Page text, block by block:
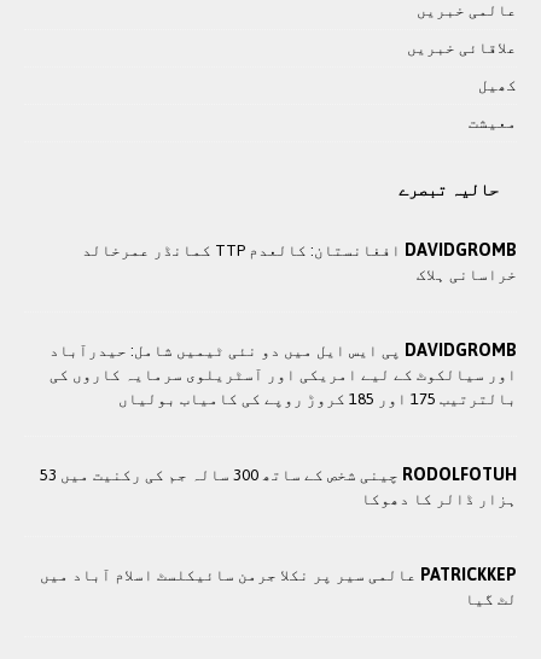
عالمی خبريں
علاقائی خبريں
کھيل
معيشت
حالیہ تبصرے
DAVIDGROMB
افغانستان: کالعدم TTP کمانڈر عمرخالد
خراسانی ہلاک
DAVIDGROMB پی ایس ایل میں دو نئی ٹیمیں شامل: حیدرآباد
اور سیالکوٹ کے لیے امریکی اور آسٹریلوی سرمایہ کاروں کی
بالترتیب 175 اور 185 کروڑ روپے کی کامیاب بولیاں
RODOLFOTUH
چینی شخص کے ساتھ 300 سالہ جم کی رکنیت میں 53
ہزار ڈالر کا دھوکا
PATRICKKEP عالمی سیر پر نکلا جرمن سائیکلسٹ اسلام آباد میں
لٹ گیا